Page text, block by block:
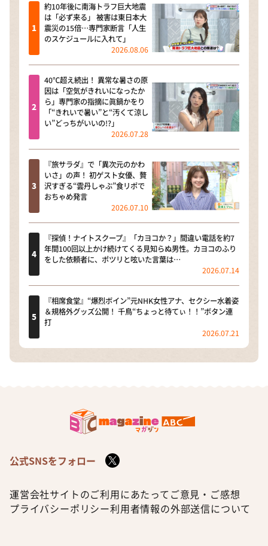
約10年後に南海トラフ巨大地震
は「必ず来る」 被害は東日本大
震災の15倍…専門家断言「人生
のスケジュールに入れて」
2026.08.06
40℃超え続出！ 異常な暑さの原
因は「空気がきれいになったか
ら」専門家の指摘に眞鍋かをり
「“きれいで暑い”と“汚くて涼し
い”どっちがいいの!?」
2026.07.28
『旅サラダ』で「異次元のかわ
いさ」の声！ 初ゲスト女優、贅
沢すぎる“雲丹しゃぶ”食リポで
おちゃめ発言
2026.07.10
『探偵！ナイトスクープ』「カヨコか？」間違い電話を約7
年間100回以上かけ続けてくる見知らぬ男性。カヨコのふり
をした依頼者に、ポツリと呟いた言葉は…
2026.07.14
『相席食堂』“爆烈ボイン”元NHK女性アナ、セクシー水着姿
＆規格外グッズ公開！ 千鳥“ちょっと待てぃ！！”ボタン連
打
2026.07.21
公式SNSをフォロー
運営会社サイトのご利用にあたって ご意見・ご感想
プライバシーポリシー利用者情報の外部送信について